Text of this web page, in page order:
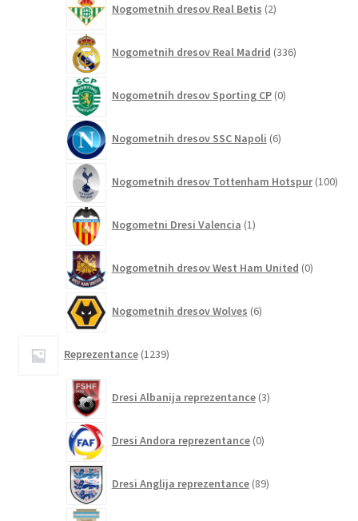
Nogometnih dresov Real Betis 2izdelka
Nogometnih dresov Real Madrid 336izdelkov
Nogometnih dresov Sporting CP 0izdelkov
Nogometnih dresov SSC Napoli 6izdelkov
Nogometnih dresov Tottenham Hotspur 100
Nogometni Dresi Valencia 1izdelek
Nogometnih dresov West Ham United 0izdelkov
Nogometnih dresov Wolves 6izdelkov
Reprezentance 1239izdelkov
Dresi Albanija reprezentance 3izdelki
Dresi Andora reprezentance 0izdelkov
Dresi Anglija reprezentance 89izdelkov